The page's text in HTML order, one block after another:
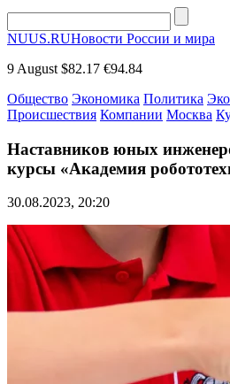
NUUS.RUНовости России и мира
9 August $82.17 €94.84
Общество Экономика Политика
Происшествия Компании Москва
Наставников юных
курсы «Академия
30.08.2023, 20:20